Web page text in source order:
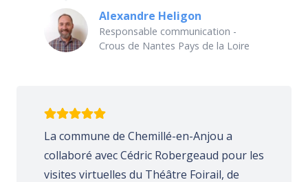
Alexandre Heligon
Responsable communication -
Crous de Nantes Pays de la Loire
La commune de Chemillé-en-Anjou a
collaboré avec Cédric Robergeaud pour les
visites virtuelles du Théâtre Foirail, de